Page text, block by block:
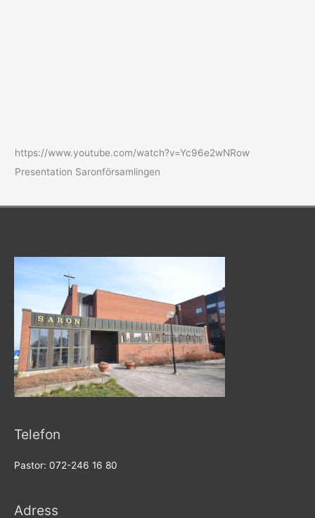
https://www.youtube.com/watch?v=Yc96e2wNRow
Presentation Saronförsamlingen
Telefon
Pastor: 072-246 16 80
Adress